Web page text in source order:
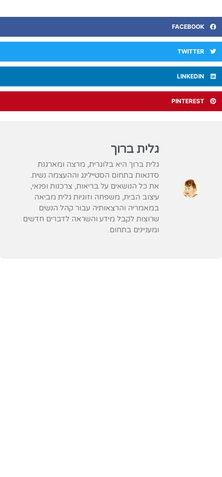
FACEBOOK
TWITTER
LINKEDIN
PINTEREST
גלית ברוך
גלית ברוך היא בלוגרית, מרצה ומארגנת
סדנאות בתחום הסטיילינג וההעצמה נשית.
את כל הנושאים על בריאות, צרכנות ופנאי,
עיצוב הבית, משפחה וזוגיות גלית מביאה
במאמריה והרצאותיה עבור קהל הנשים
שרוצות לקבל מידע והשראה לדברים חדשים
ומעניינים בתחום.